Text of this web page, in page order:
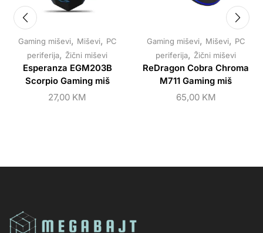
Gaming miševi, Miševi, PC
periferija, Žični miševi
Esperanza EGM203B
Scorpio Gaming miš
27,00 KM
Gaming miševi, Miševi, PC
periferija, Žični miševi
ReDragon Cobra Chroma
M711 Gaming miš
65,00 KM